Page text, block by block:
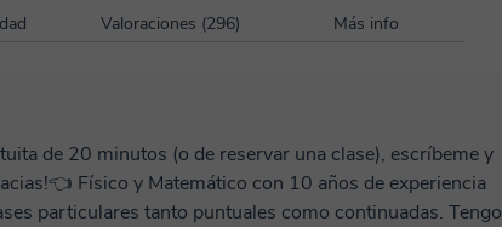
Valoraciones (296) Más info
de 20 minutos (o de reservar una clase), escríbeme y
de experiencia
particulares tanto puntuales como continuadas. Tengo